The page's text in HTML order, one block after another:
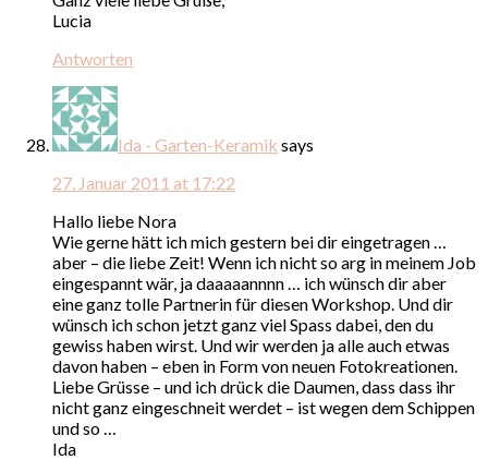
Lucia
Antworten
Ida - Garten-Keramik says
27. Januar 2011 at 17:22
Hallo liebe Nora
Wie gerne hätt ich mich gestern bei dir eingetragen …
aber – die liebe Zeit! Wenn ich nicht so arg in meinem Job
eingespannt wär, ja daaaaannnn … ich wünsch dir aber
eine ganz tolle Partnerin für diesen Workshop. Und dir
wünsch ich schon jetzt ganz viel Spass dabei, den du
gewiss haben wirst. Und wir werden ja alle auch etwas
davon haben – eben in Form von neuen Fotokreationen.
Liebe Grüsse – und ich drück die Daumen, dass dass ihr
nicht ganz eingeschneit werdet – ist wegen dem Schippen
und so …
Ida